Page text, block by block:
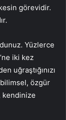
görevidir.
Yüzlerce
iki kez
uğraştığınızı
özgür
kendinize